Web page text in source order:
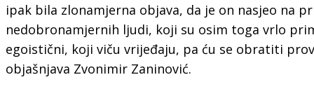
ipak bila zlonamjerna objava, da je on nasjeo na
nedobronamjernih ljudi, koji su osim toga vrlo
egoistični, koji viču vrijeđaju, pa ću se obratiti
objašnjava Zvonimir Zaninović.